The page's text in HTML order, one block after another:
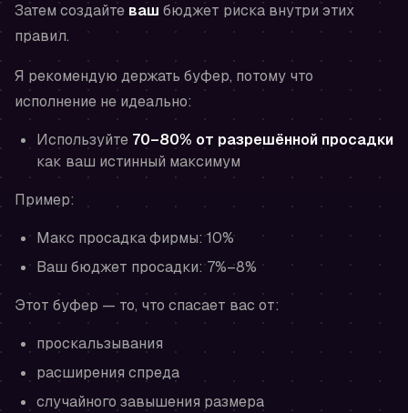
Затем создайте ваш бюджет риска внутри этих
правил.
Я рекомендую держать буфер, потому что
исполнение не идеально:
Используйте 70–80% от разрешённой просадки
как ваш истинный максимум
Пример:
Макс просадка фирмы: 10%
Ваш бюджет просадки: 7%–8%
Этот буфер — то, что спасает вас от:
проскальзывания
расширения спреда
случайного завышения размера